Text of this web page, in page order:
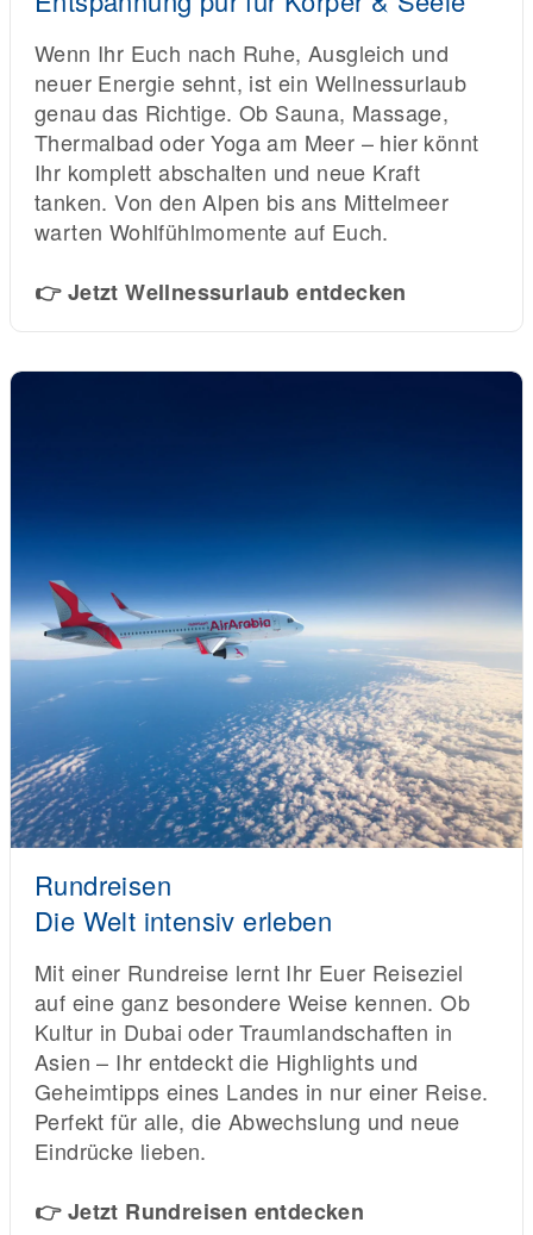
Wenn Ihr Euch nach Ruhe, Ausgleich und
neuer Energie sehnt, ist ein Wellnessurlaub
genau das Richtige. Ob Sauna, Massage,
Thermalbad oder Yoga am Meer – hier könnt
Ihr komplett abschalten und neue Kraft
tanken. Von den Alpen bis ans Mittelmeer
warten Wohlfühlmomente auf Euch.
👉 Jetzt Wellnessurlaub entdecken
Rundreisen
Die Welt intensiv erleben
Mit einer Rundreise lernt Ihr Euer Reiseziel
auf eine ganz besondere Weise kennen. Ob
Kultur in Dubai oder Traumlandschaften in
Asien – Ihr entdeckt die Highlights und
Geheimtipps eines Landes in nur einer Reise.
Perfekt für alle, die Abwechslung und neue
Eindrücke lieben.
👉 Jetzt Rundreisen entdecken